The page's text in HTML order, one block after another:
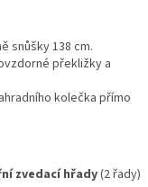
snůšky 138 cm.
překližky a
kolečka přímo
zvedací hřady(2 řady)